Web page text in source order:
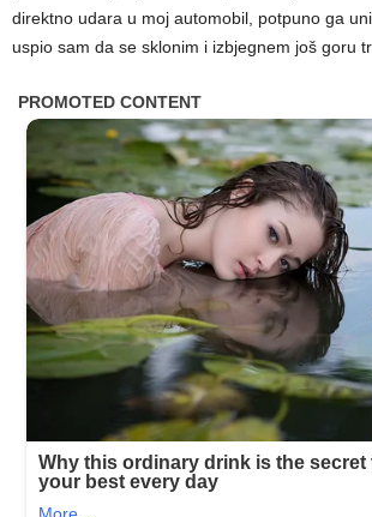
direktno udara u moj automobil, potpuno ga
uspio sam da se sklonim i izbjegnem još goru